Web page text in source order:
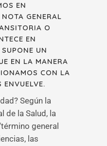
EN
GENERAL
O
EN
UN
EN LA MANERA
CON LA
Según la
de la Salud, la
general
las